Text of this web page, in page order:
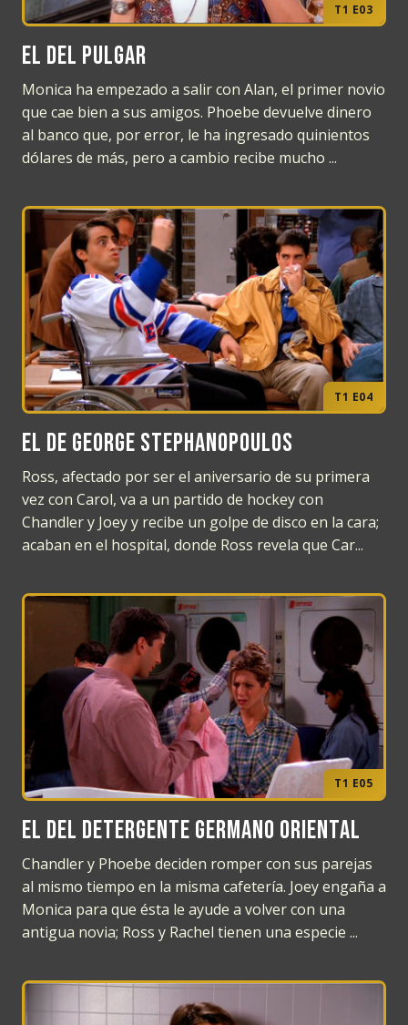
T1 E03
El del pulgar
Monica ha empezado a salir con Alan, el primer novio
que cae bien a sus amigos. Phoebe devuelve dinero
al banco que, por error, le ha ingresado quinientos
dólares de más, pero a cambio recibe mucho ...
T1 E04
El de George Stephanopoulos
Ross, afectado por ser el aniversario de su primera
vez con Carol, va a un partido de hockey con
Chandler y Joey y recibe un golpe de disco en la cara;
acaban en el hospital, donde Ross revela que Car...
T1 E05
El del detergente germano oriental
Chandler y Phoebe deciden romper con sus parejas
al mismo tiempo en la misma cafetería. Joey engaña a
Monica para que ésta le ayude a volver con una
antigua novia; Ross y Rachel tienen una especie ...